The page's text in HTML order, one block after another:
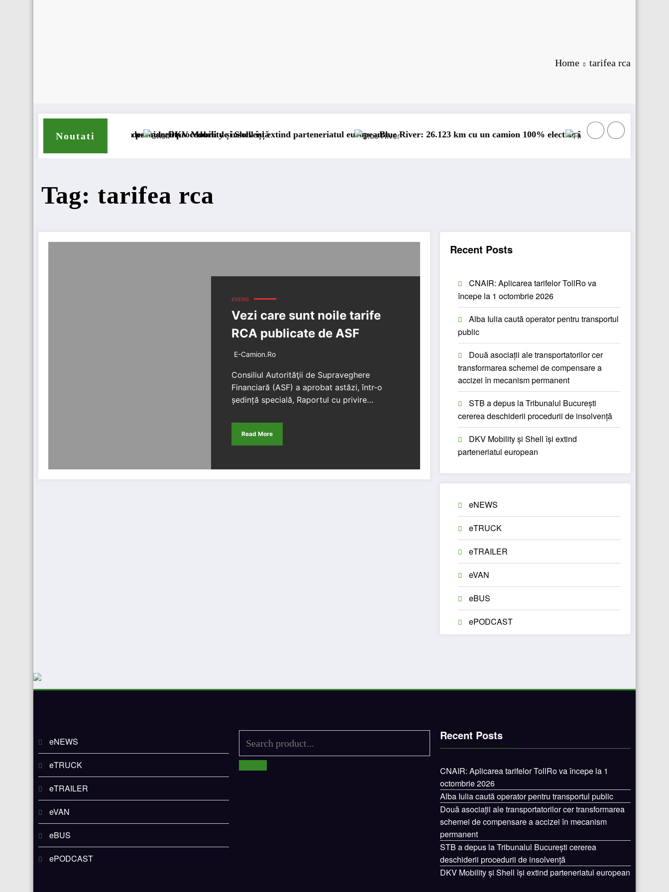
Home tarifea rca
Noutati
în mecanism permanent
cererea deschiderii procedurii de insolvență
DKV Mobility și Shell își extind parteneriatul europeanBlue River: 26.123 km cu un camion 100% electric în transport internațional
Proiectul Revoy prinde contur
Tag: tarifea rca
ENEWS
Vezi care sunt noile tarife
RCA publicate de ASF
E-Camion.ro
Consiliul Autorităţii de Supraveghere
Financiară (ASF) a aprobat astăzi, într-o
ședință specială, Raportul cu privire…
Read More
Recent Posts
CNAIR: Aplicarea tarifelor TollRo va
începe la 1 octombrie 2026
Alba Iulia caută operator pentru transportul
public
Două asociații ale transportatorilor cer
transformarea schemei de compensare a
accizei în mecanism permanent
STB a depus la Tribunalul București
cererea deschiderii procedurii de insolvență
DKV Mobility și Shell își extind
parteneriatul european
eNEWS
eTRUCK
eTRAILER
eVAN
eBUS
ePODCAST
eNEWS
eTRUCK
eTRAILER
eVAN
eBUS
ePODCAST
Recent Posts
CNAIR: Aplicarea tarifelor TollRo va începe la 1
octombrie 2026
Alba Iulia caută operator pentru transportul public
Două asociații ale transportatorilor cer transformarea
schemei de compensare a accizei în mecanism
permanent
STB a depus la Tribunalul București cererea
deschiderii procedurii de insolvență
DKV Mobility și Shell își extind parteneriatul european